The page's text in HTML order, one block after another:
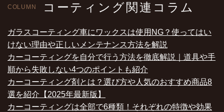
COLUMN コーティング関連コラム
ガラスコーティング車にワックスは使用NG？使ってはい
けない理由や正しいメンテナンス方法を解説
カーコーティングを自分で行う方法を徹底解説｜道具や手
順から失敗しない4つのポイントも紹介
カーコーティング剤とは？選び方や人気のおすすめ商品8
選を紹介【2025年最新版】
カーコーティングは全部で6種類！それぞれの特徴や効果